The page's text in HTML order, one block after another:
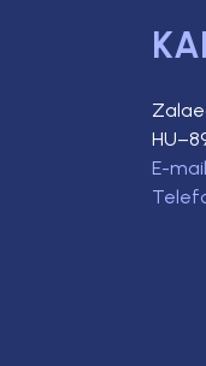
E-